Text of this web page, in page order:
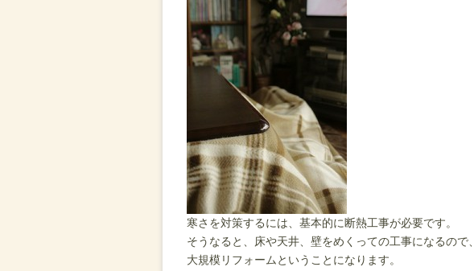
寒さを対策するには、基本的に断熱工事が必要です。
そうなると、床や天井、壁をめくっての工事になるので、
大規模リフォームということになります。